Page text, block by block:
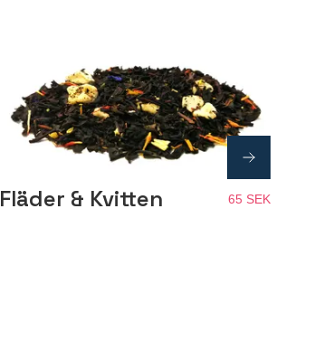
Fläder & Kvitten 65 SEK